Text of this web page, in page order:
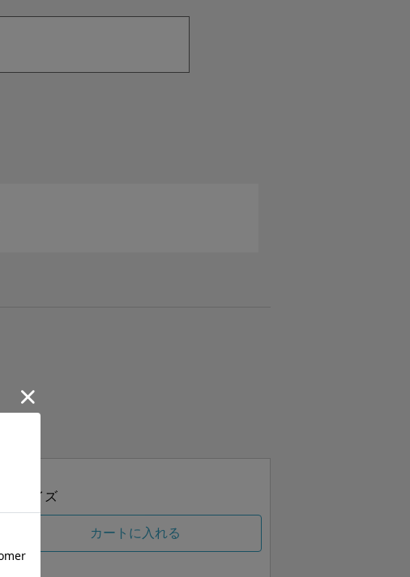
Sサイズ
カートに入れる